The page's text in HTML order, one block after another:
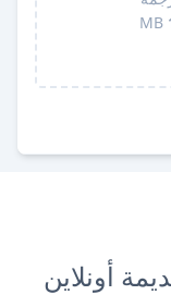
أونلاين